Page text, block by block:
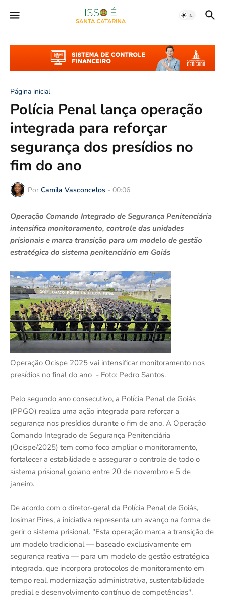
Página inicial
Polícia Penal lança operação
integrada para reforçar
segurança dos presídios no
fim do ano
Por Camila Vasconcelos - 00:06
Operação Comando Integrado de Segurança Penitenciária
intensifica monitoramento, controle das unidades
prisionais e marca transição para um modelo de gestão
estratégica do sistema penitenciário em Goiás
Operação Ocispe 2025 vai intensificar monitoramento nos
presídios no final do ano - Foto: Pedro Santos.
Pelo segundo ano consecutivo, a Polícia Penal de Goiás
(PPGO) realiza uma ação integrada para reforçar a
segurança nos presídios durante o fim de ano. A Operação
Comando Integrado de Segurança Penitenciária
(Ocispe/2025) tem como foco ampliar o monitoramento,
fortalecer a estabilidade e assegurar o controle de todo o
sistema prisional goiano entre 20 de novembro e 5 de
janeiro.
De acordo com o diretor-geral da Polícia Penal de Goiás,
Josimar Pires, a iniciativa representa um avanço na forma de
gerir o sistema prisional. "Esta operação marca a transição de
um modelo tradicional — baseado exclusivamente em
segurança reativa — para um modelo de gestão estratégica
integrada, que incorpora protocolos de monitoramento em
tempo real, modernização administrativa, sustentabilidade
predial e desenvolvimento contínuo de competências".